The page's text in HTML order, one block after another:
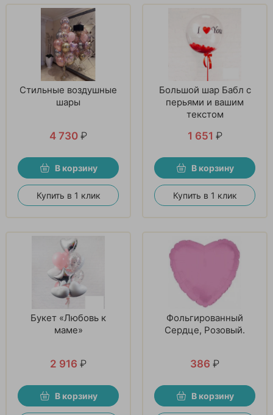
Стильные воздушные
шары
4 730 ₽
В корзину
Купить в 1 клик
Большой шар Бабл с
перьями и вашим
текстом
1 651 ₽
В корзину
Купить в 1 клик
Букет «Любовь к
маме»
2 916 ₽
В корзину
Фольгированный
Сердце, Розовый.
386 ₽
В корзину